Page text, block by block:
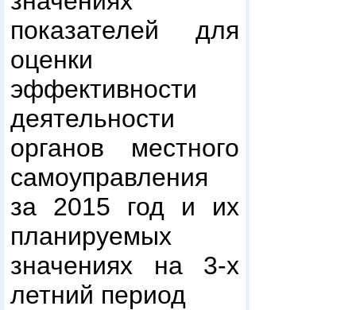
показателей для
оценки
эффективности
деятельности
органов местного
самоуправления
за 2015 год и их
планируемых
значениях на 3-х
летний период